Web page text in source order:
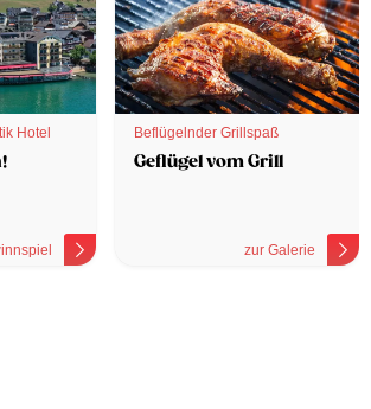
Hotel Beflügelnder Grillspaß
Geflügel vom Grill
zur Galerie